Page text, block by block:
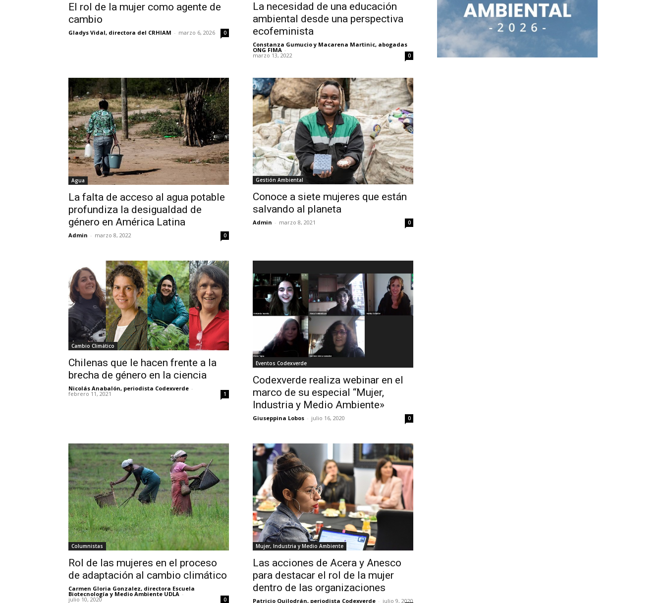
El rol de la mujer como agente de
cambio
Gladys Vidal, directora del CRHIAM - marzo 6, 2026 0
La necesidad de una educación
ambiental desde una perspectiva
ecofeminista
Constanza Gumucio y Macarena Martinic, abogadas
ONG FIMA -
marzo 13, 2022 0
Agua
La falta de acceso al agua potable
profundiza la desigualdad de
género en América Latina
Admin - marzo 8, 2022 0
Gestión Ambiental
Conoce a siete mujeres que están
salvando al planeta
Admin - marzo 8, 2021 0
Cambio Climático
Chilenas que le hacen frente a la
brecha de género en la ciencia
Nicolás Anabalón, periodista Codexverde -
febrero 11, 2021 1
Eventos Codexverde
Codexverde realiza webinar en el
marco de su especial “Mujer,
Industria y Medio Ambiente»
Giuseppina Lobos - julio 16, 2020 0
Columnistas
Rol de las mujeres en el proceso
de adaptación al cambio climático
Carmen Gloria Gonzalez, directora Escuela
Biotecnología y Medio Ambiente UDLA -
julio 10, 2020 0
Mujer, Industria y Medio Ambiente
Las acciones de Acera y Anesco
para destacar el rol de la mujer
dentro de las organizaciones
Patricio Quilodrán, periodista Codexverde - julio 9, 2020